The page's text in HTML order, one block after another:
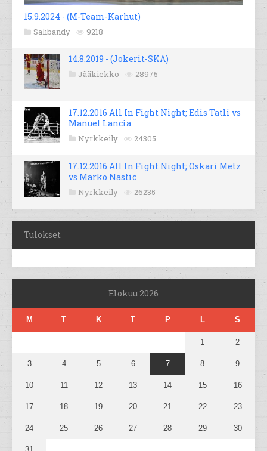
15.9.2024 - (M-Team-Karhut)
Salibandy 9218
14.8.2019 - (Jokerit-SKA)
Jääkiekko 28975
17.12.2016 All In Fight Night; Edis Tatli vs
Manuel Lancia
Nyrkkeily 24305
17.12.2016 All In Fight Night; Oskari Metz
vs Marko Nastic
Nyrkkeily 26235
Tulokset
Elokuu 2026
M T K T P L S
1 2
3 4 5 6 7 8 9
10 11 12 13 14 15 16
17 18 19 20 21 22 23
24 25 26 27 28 29 30